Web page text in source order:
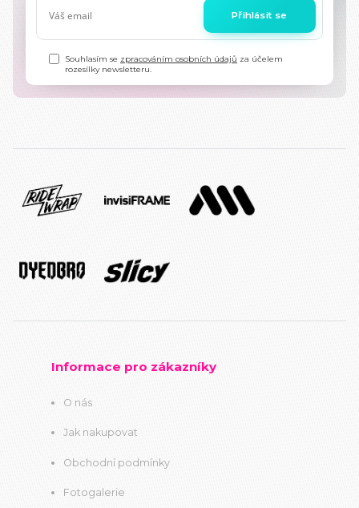
Přihlásit se
Souhlasím se zpracováním osobních údajů za účelem
rozesílky newsletteru.
Informace pro zákazníky
O nás
Jak nakupovat
Obchodní podmínky
Fotogalerie